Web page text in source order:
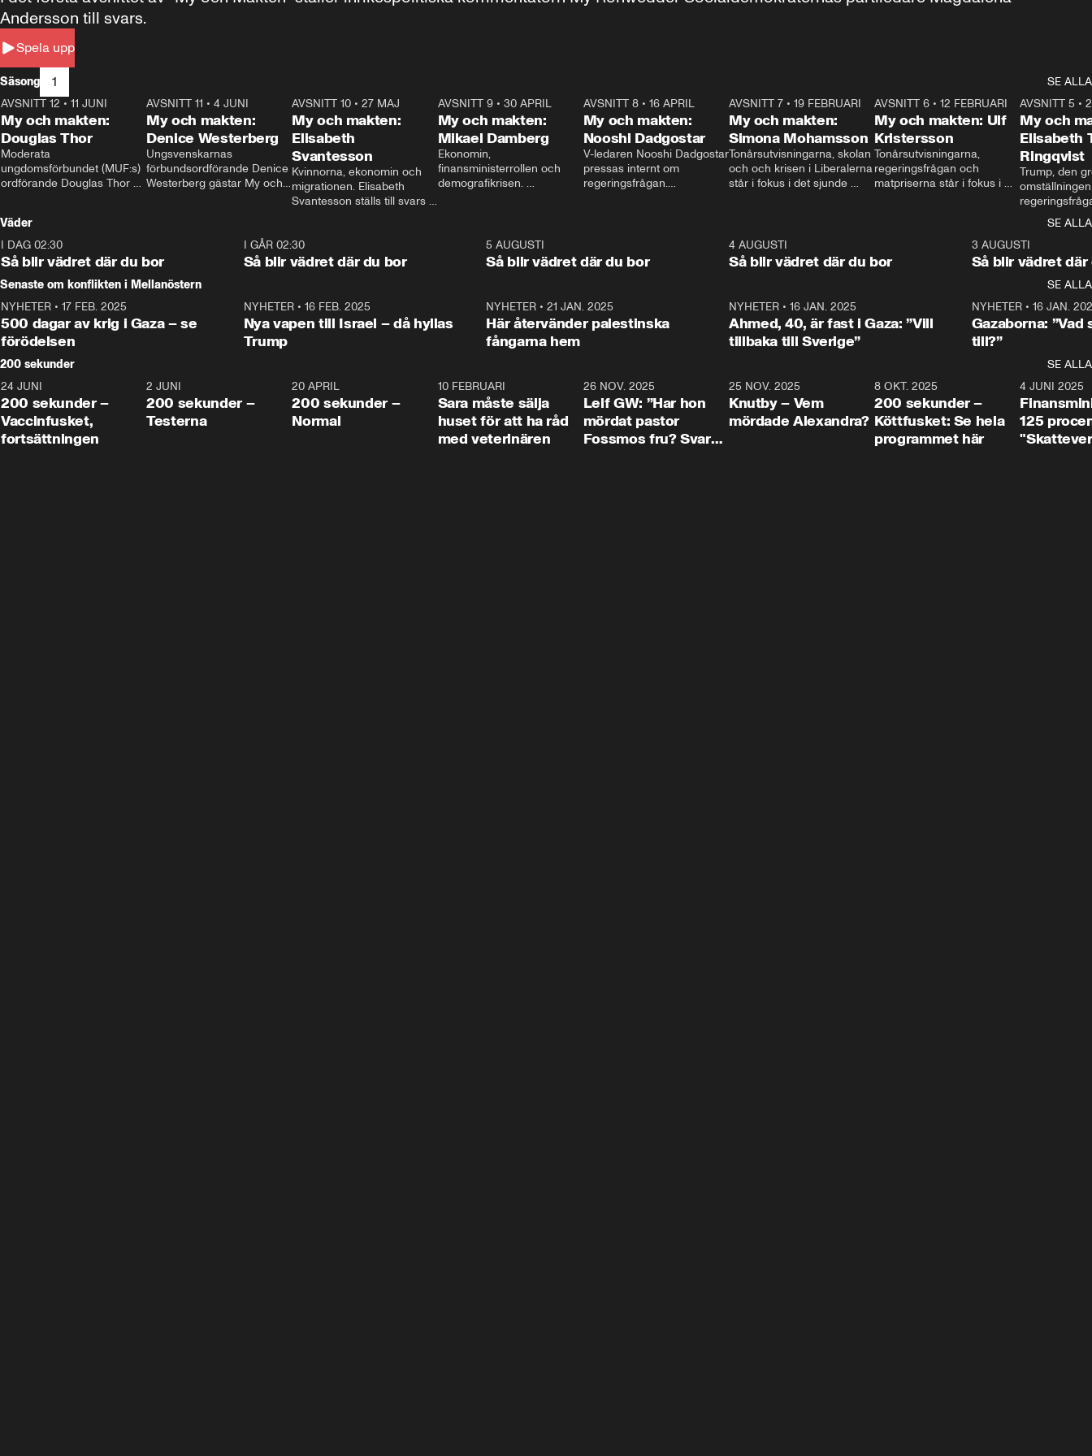
Spela upp
Andersson till svars.
Säsong 1
SE ALLA
26:27
AVSNITT 12 • 11 JUNI
My och makten:
Douglas Thor
Moderata
ungdomsförbundet (MUF:s)
ordförande Douglas Thor
tonårsutvisningarna och hur
Moderaterna ska locka
väljare till valet i höst.
23:40
AVSNITT 11 •4 JUNI
My och makten:
Denice Westerberg
Ungsvenskarnas
förbundsordförande Denice
Westerberg gästar My och
AVSNITT 10 •27 MAJ
My och makten:
Elisabeth
Svantesson
Kvinnorna, ekonomin och
migrationen. Elisabeth
Svantesson ställs till svars
AVSNITT 9• 30 APRIL
My och makten:
Mikael Damberg
Ekonomin,
finansministerrollen och
demografikrisen.
och Makten.
AVSNITT 8• 16 APRIL
My och makten:
Nooshi Dadgostar
V-ledaren Nooshi Dadgostar
pressas internt om
regeringsfrågan.
– Vi ställer upp i val. Ska vi
vara med så sitter vi förstås
24:30
AVSNITT 7• 19 FEBRUARI
My och makten:
Simona Mohamsson
Tonårsutvisningarna, skolan
och och krisen i Liberalerna
står i fokus i det sjunde
kommentator My
Rohwedder ställer
utbildnings- och
Mohamsson till svars.
27:30
AVSNITT 6 •12 FEBRUARI
My och makten: Ulf
Kristersson
Tonårsutvisningarna,
regeringsfrågan och
matpriserna står i fokus i
Rohwedder ställer
statsminister Ulf Kristersson
AVSNITT 5 •
My och
Elisabeth
Ringqvist
Trump, den
centrum i
avsnittet av
Makten”. Se
Aftonbladets
Rohwedder
Thand Ring
Väder
SE ALLA
I DAG 02:30
Så blir vädret där du bor
1:06
I GÅR 02:30
Så blir vädret där du bor
5 AUGUSTI
Så blir vädret där du bor
4 AUGUSTI
Så blir vädret där du bor
3 AUGUSTI
Så blir vädret där
Senaste om konflikten i Mellanöstern
SE ALLA
NYHETER • 17 FEB. 2025
500 dagar av krig i Gaza – se
förödelsen
NYHETER• 16 FEB. 2025
Nya vapen till Israel – då hyllas
Trump
NYHETER •21 JAN. 2025
Här återvänder palestinska
fångarna hem
NYHETER• 16 JAN. 2025
Ahmed, 40, är fast i Gaza: ”Vill
tillbaka till Sverige”
NYHETER• 16 JAN.
Gazaborna:
till?”
200 sekunder
SE ALLA
5:00
24 JUNI
200 sekunder –
Vaccinfusket,
fortsättningen
4:23
2 JUNI
200 sekunder –
Testerna
20 APRIL
200 sekunder –
Normal
10 FEBRUARI
Sara måste sälja
huset för att ha råd
med veterinären
26 NOV. 2025
Leif GW: ”Har hon
mördat pastor
Fossmos fru? Svar
31:05
25 NOV. 2025
Knutby – Vem
mördade Alexandra?
4:29
8 OKT. 2025
200 sekunder –
Köttfusket: Se hela
programmet här
4 JUNI 2025
125